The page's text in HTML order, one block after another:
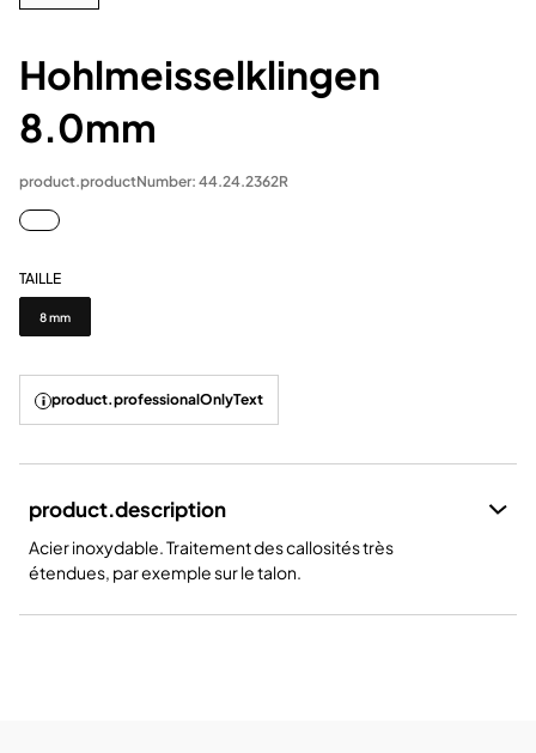
Hohlmeisselklingen
8.0mm
product.productNumber: 44.24.2362R
TAILLE
Taille
8 mm
product.professionalOnlyText
product.description
Acier inoxydable. Traitement des callosités très
étendues, par exemple sur le talon.